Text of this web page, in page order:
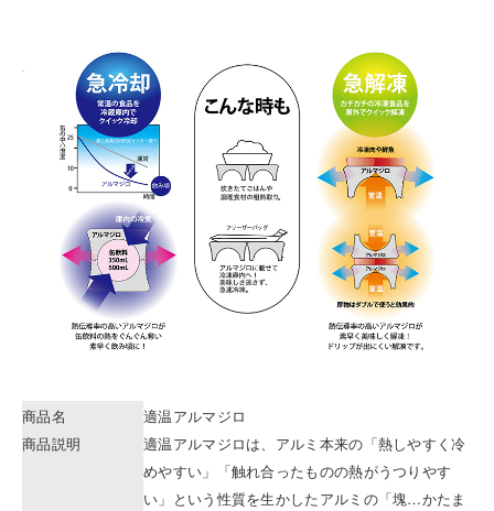
商品名
適温アルマジロ
商品説明
適温アルマジロは、アルミ本来の「熱しやすく冷
めやすい」「触れ合ったものの熱がうつりやす
い」という性質を生かしたアルミの「塊…かたま